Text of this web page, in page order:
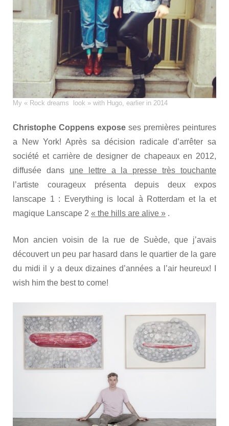
My « Rock dreams look » with Hugo, earlier in 2014
Christophe Coppens expose ses premières peintures
a New York! Après sa décision radicale d’arrêter sa
société et carrière de designer de chapeaux en 2012,
diffusée dans une lettre a la presse très touchante
l’artiste courageux présenta depuis deux expos
lanscape 1 : Everything is local à Rotterdam et la et
magique Lanscape 2 « the hills are alive » .
Mon ancien voisin de la rue de Suède, que j’avais
découvert un peu par hasard dans le quartier de la gare
du midi il y a deux dizaines d’années a l’air heureux! I
wish him the best to come!